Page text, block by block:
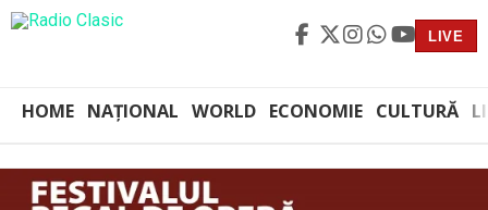
LIVE
HOME NAȚIONAL WORLD ECONOMIE CULTURĂ